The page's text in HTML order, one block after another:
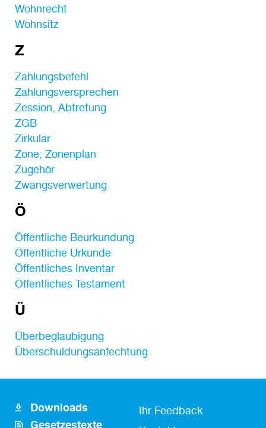
Wohnrecht
Wohnsitz
Z
Zahlungsbefehl
Zahlungsversprechen
Zession, Abtretung
ZGB
Zirkular
Zone; Zonenplan
Zugehör
Zwangsverwertung
Ö
Öffentliche Beurkundung
Öffentliche Urkunde
Öffentliches Inventar
Öffentliches Testament
Ü
Überbeglaubigung
Überschuldungsanfechtung
Footer
Downloads
Gesetzestexte
Fusszeile
Ihr Feedback